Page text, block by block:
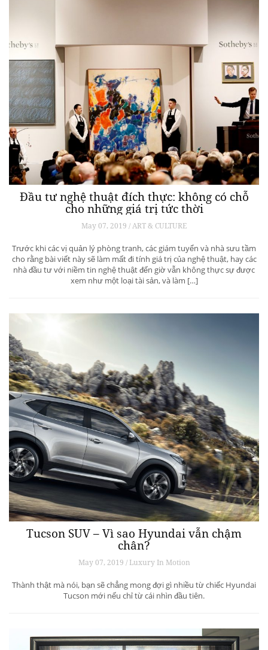
Đầu tư nghệ thuật đích thực: không có chỗ
cho những giá trị tức thời
May 07, 2019 / ART & CULTURE
Trước khi các vị quản lý phòng tranh, các giám tuyển và nhà sưu tầm
cho rằng bài viết này sẽ làm mất đi tính giá trị của nghệ thuật, hay các
nhà đầu tư với niềm tin nghệ thuật đến giờ vẫn không thực sự được
xem như một loại tài sản, và làm […]
Tucson SUV – Vì sao Hyundai vẫn chậm
chân?
May 07, 2019 / Luxury In Motion
Thành thật mà nói, bạn sẽ chẳng mong đợi gì nhiều từ chiếc Hyundai
Tucson mới nếu chỉ từ cái nhìn đầu tiên.